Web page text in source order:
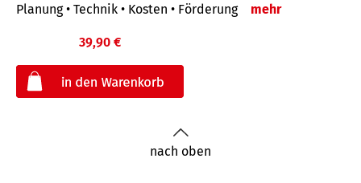
Planung • Technik • Kosten • Förderung mehr
39,90 €
nach oben